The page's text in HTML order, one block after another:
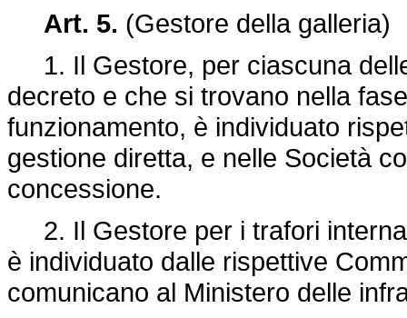
Art. 5. (Gestore della galleria)
1. Il Gestore, per ciascuna
decreto e che si trovano nella
funzionamento, è individuato
gestione diretta, e nelle Società
concessione.
2. Il Gestore per i trafori
è individuato dalle rispettive
comunicano al Ministero delle